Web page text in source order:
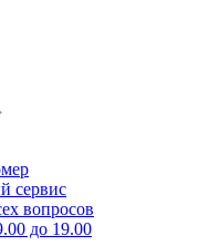
сервис
вопросов
до 19.00